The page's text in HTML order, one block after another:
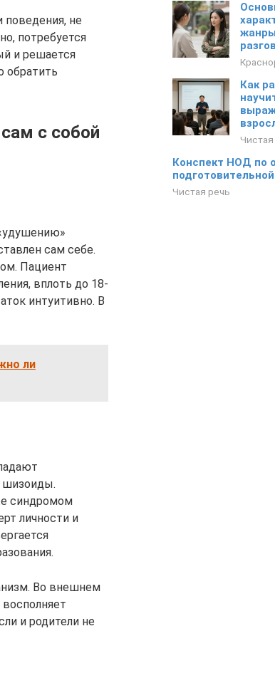
поведения, не
потребуется
и решается
обратить
с собой
сам себе.
Пациент
вплоть до 18-
интуитивно. В
ли
шизоиды.
синдромом
личности и
Во внешнем
и родители не
Как
Конспект НОД по
Чистая речь